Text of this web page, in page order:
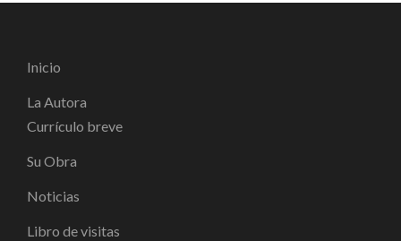
Inicio
La Autora
Currículo breve
Su Obra
Noticias
Libro de visitas